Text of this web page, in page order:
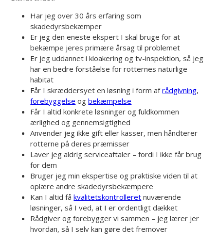
Har jeg over 30 års erfaring som
skadedyrsbekæmper
Er jeg den eneste ekspert I skal bruge for at
bekæmpe jeres primære årsag til problemet
Er jeg uddannet i kloakering og tv-inspektion, så jeg
har en bedre forståelse for rotternes naturlige
habitat
Får I skræddersyet en løsning i form afrådgivning,
forebyggelse ogbekæmpelse
Får I altid konkrete løsninger og fuldkommen
ærlighed og gennemsigtighed
Anvender jeg ikke gift eller kasser, men håndterer
rotterne på deres præmisser
Laver jeg aldrig serviceaftaler – fordi I ikke får brug
for dem
Bruger jeg min ekspertise og praktiske viden til at
oplære andre skadedyrsbekæmpere
Kan I altid fåkvalitetskontrolleret nuværende
løsninger, så I ved, at I er ordentligt dækket
Rådgiver og forebygger vi sammen – jeg lærer jer
hvordan, så I selv kan gøre det fremover